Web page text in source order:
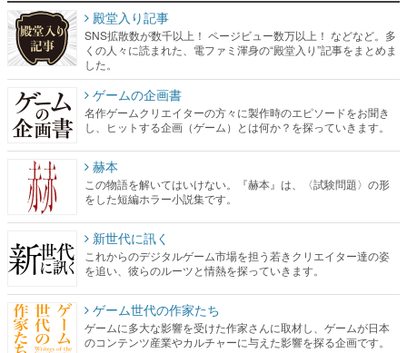
殿堂入り記事
SNS拡散数が数千以上！ ページビュー数万以上！ などなど。多
くの人々に読まれた、電ファミ渾身の“殿堂入り”記事をまとめま
した。
ゲームの企画書
名作ゲームクリエイターの方々に製作時のエピソードをお聞き
し、ヒットする企画（ゲーム）とは何か？を探っていきます。
赫本
この物語を解いてはいけない。『赫本』は、〈試験問題〉の形
をした短編ホラー小説集です。
新世代に訊く
これからのデジタルゲーム市場を担う若きクリエイター達の姿
を追い、彼らのルーツと情熱を探っていきます。
ゲーム世代の作家たち
ゲームに多大な影響を受けた作家さんに取材し、ゲームが日本
のコンテンツ産業やカルチャーに与えた影響を探る企画です。